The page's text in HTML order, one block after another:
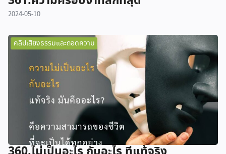
2024-05-10
คลิปเสียงธรรมและถอดความ